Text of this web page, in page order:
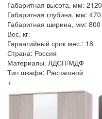
Габаритная высота, мм: 2120
Габаритная глубина, мм: 470
Габаритная ширина, мм: 800
Вес, кг:
Гарантийный срок мес.: 18
Страна: Россия
Материалы: ЛДСП/МДФ
Тип шкафа: Распашной
+